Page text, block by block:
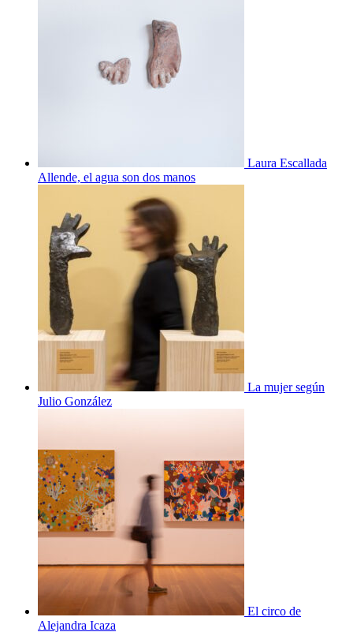
Laura Escallada
Allende, el agua son dos manos
La mujer según
Julio González
El circo de
Alejandra Icaza